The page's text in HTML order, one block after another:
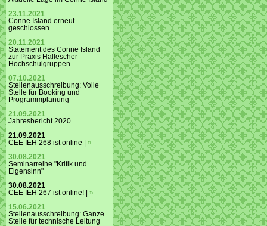
23.11.2021
Conne Island erneut
geschlossen
20.11.2021
Statement des Conne Island
zur Praxis Hallescher
Hochschulgruppen
07.10.2021
Stellenausschreibung: Volle
Stelle für Booking und
Programmplanung
21.09.2021
Jahresbericht 2020
21.09.2021
CEE IEH 268 ist online | »
30.08.2021
Seminarreihe "Kritik und
Eigensinn"
30.08.2021
CEE IEH 267 ist online! | »
15.06.2021
Stellenausschreibung: Ganze
Stelle für technische Leitung